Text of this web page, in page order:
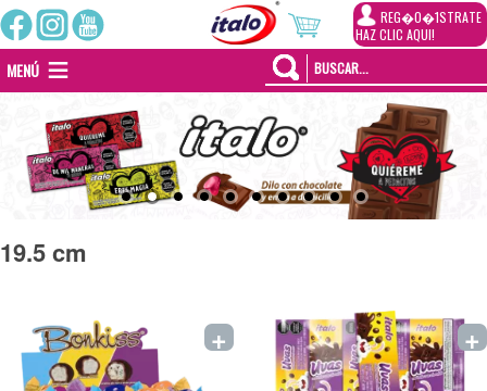
REG�0�1STRATE
HAZ CLIC AQUI!
MENÚ
19.5 cm
+ +